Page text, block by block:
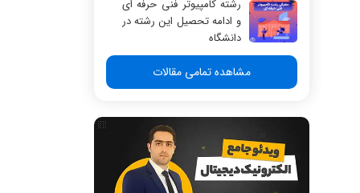
رشته کامپیوتر فنی حرفه ای
و ادامه تحصیل این رشته در
دانشگاه
مشاهده تمامی مقالات